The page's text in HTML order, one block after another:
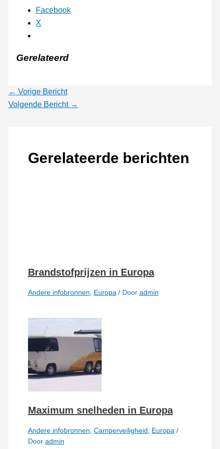
Facebook
X
Gerelateerd
← Vorige Bericht
Volgende Bericht →
Gerelateerde berichten
Brandstofprijzen in Europa
Andere infobronnen Europa / Door admin
Maximum snelheden in Europa
Andere infobronnen Camperveiligheid Europa /
Door admin